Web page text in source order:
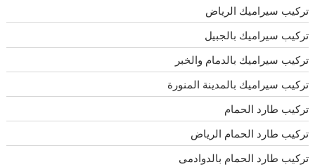
تركيب سيراميك الرياض
تركيب سيراميك بالجبيل
تركيب سيراميك بالدمام والخبر
تركيب سيراميك بالمدينة المنورة
تركيب طارد الحمام
تركيب طارد الحمام الرياض
تركيب طارد الحمام بالدوادمى